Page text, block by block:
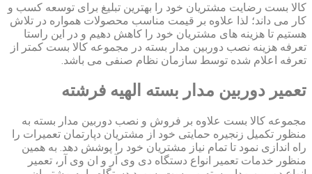
کالا بست رضایت مشتریان خود را بهترین تبلیغ برای توسعه کسب و
کار می داند؛ لذا علاوه بر قیمت مناسب محصولات همواره در تلاش
هستیم تا هزینه های مشتریان خود را کاهش دهیم و در این راستا
تعرفه هزینه نصب دوربین مدار بسته در مجموعه کالا بست کمتر از
تعرفه اعلام شده توسط سازمان نظام صنفی می باشد.
تعمیر دوربین مدار بسته الهیه فرشته
مجموعه کالا بست علاوه بر فروش و نصب دوربین مدار بسته به
منظور تکمیل زنجیره حمایتی خود از مشتریان دپارتمان تعمیرات را
راه اندازی نمود تا تمام نیاز مشتریان خود را پوشش دهد. به همین
منظور خدمات تعمیر انواع دستگاه دی وی آر و ان وی آر، تعمیر